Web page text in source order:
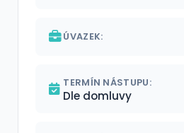
ÚVAZEK:
TERMÍN NÁSTUPU:
Dle domluvy